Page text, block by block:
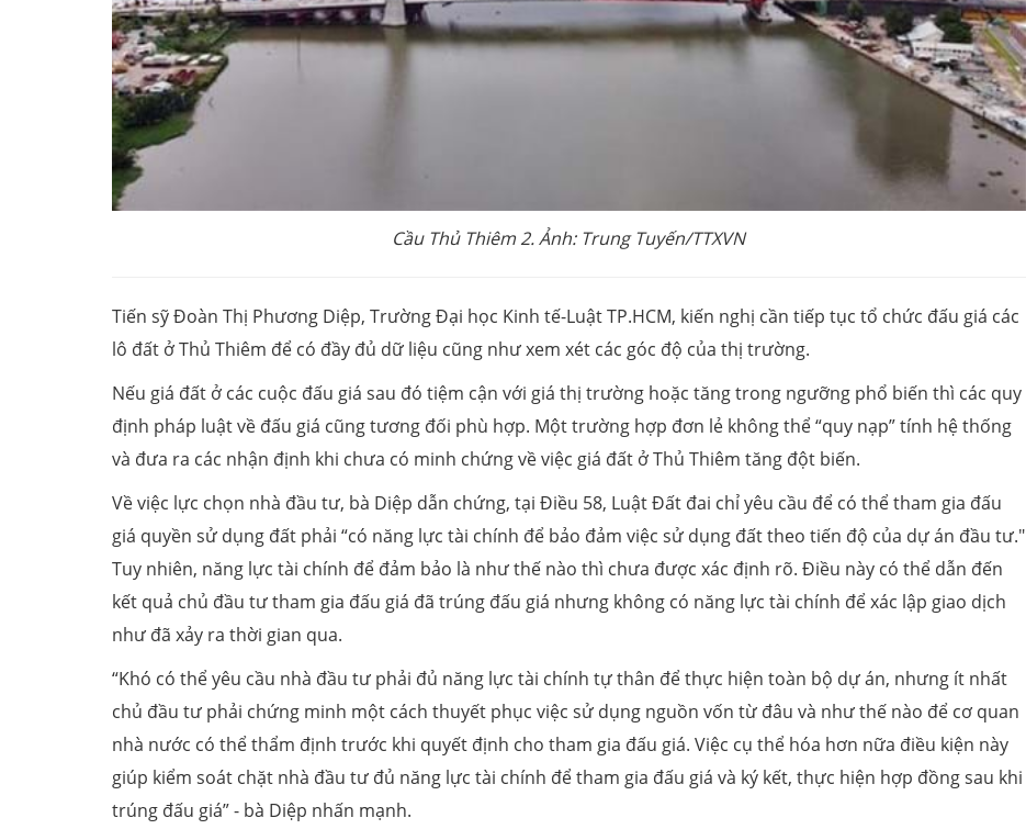
Cầu Thủ Thiêm 2. Ảnh: Trung Tuyến/TTXVN
Tiến sỹ Đoàn Thị Phương Diệp, Trường Đại học Kinh tế-Luật TP.HCM, kiến nghị cần tiếp tục tổ chức đấu giá các
lô đất ở Thủ Thiêm để có đầy đủ dữ liệu cũng như xem xét các góc độ của thị trường.
Nếu giá đất ở các cuộc đấu giá sau đó tiệm cận với giá thị trường hoặc tăng trong ngưỡng phổ biến thì các quy
định pháp luật về đấu giá cũng tương đối phù hợp. Một trường hợp đơn lẻ không thể “quy nạp” tính hệ thống
và đưa ra các nhận định khi chưa có minh chứng về việc giá đất ở Thủ Thiêm tăng đột biến.
Về việc lực chọn nhà đầu tư, bà Diệp dẫn chứng, tại Điều 58, Luật Đất đai chỉ yêu cầu để có thể tham gia đấu
giá quyền sử dụng đất phải “có năng lực tài chính để bảo đảm việc sử dụng đất theo tiến độ của dự án đầu tư."
Tuy nhiên, năng lực tài chính để đảm bảo là như thế nào thì chưa được xác định rõ. Điều này có thể dẫn đến
kết quả chủ đầu tư tham gia đấu giá đã trúng đấu giá nhưng không có năng lực tài chính để xác lập giao dịch
như đã xảy ra thời gian qua.
“Khó có thể yêu cầu nhà đầu tư phải đủ năng lực tài chính tự thân để thực hiện toàn bộ dự án, nhưng ít nhất
chủ đầu tư phải chứng minh một cách thuyết phục việc sử dụng nguồn vốn từ đâu và như thế nào để cơ quan
nhà nước có thể thẩm định trước khi quyết định cho tham gia đấu giá. Việc cụ thể hóa hơn nữa điều kiện này
giúp kiểm soát chặt nhà đầu tư đủ năng lực tài chính để tham gia đấu giá và ký kết, thực hiện hợp đồng sau khi
trúng đấu giá” - bà Diệp nhấn mạnh.